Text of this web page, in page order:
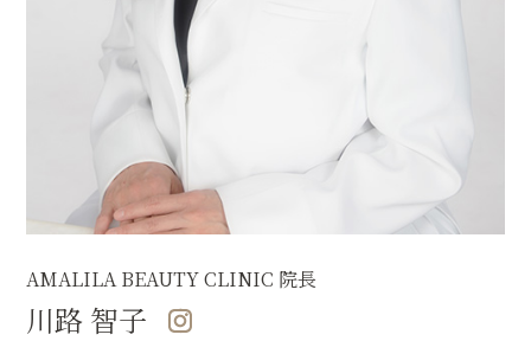
AMALILA BEAUTY CLINIC 院長
川路 智子